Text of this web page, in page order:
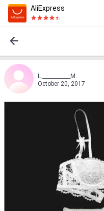
AliExpress
L.___________M.
October 20, 2017